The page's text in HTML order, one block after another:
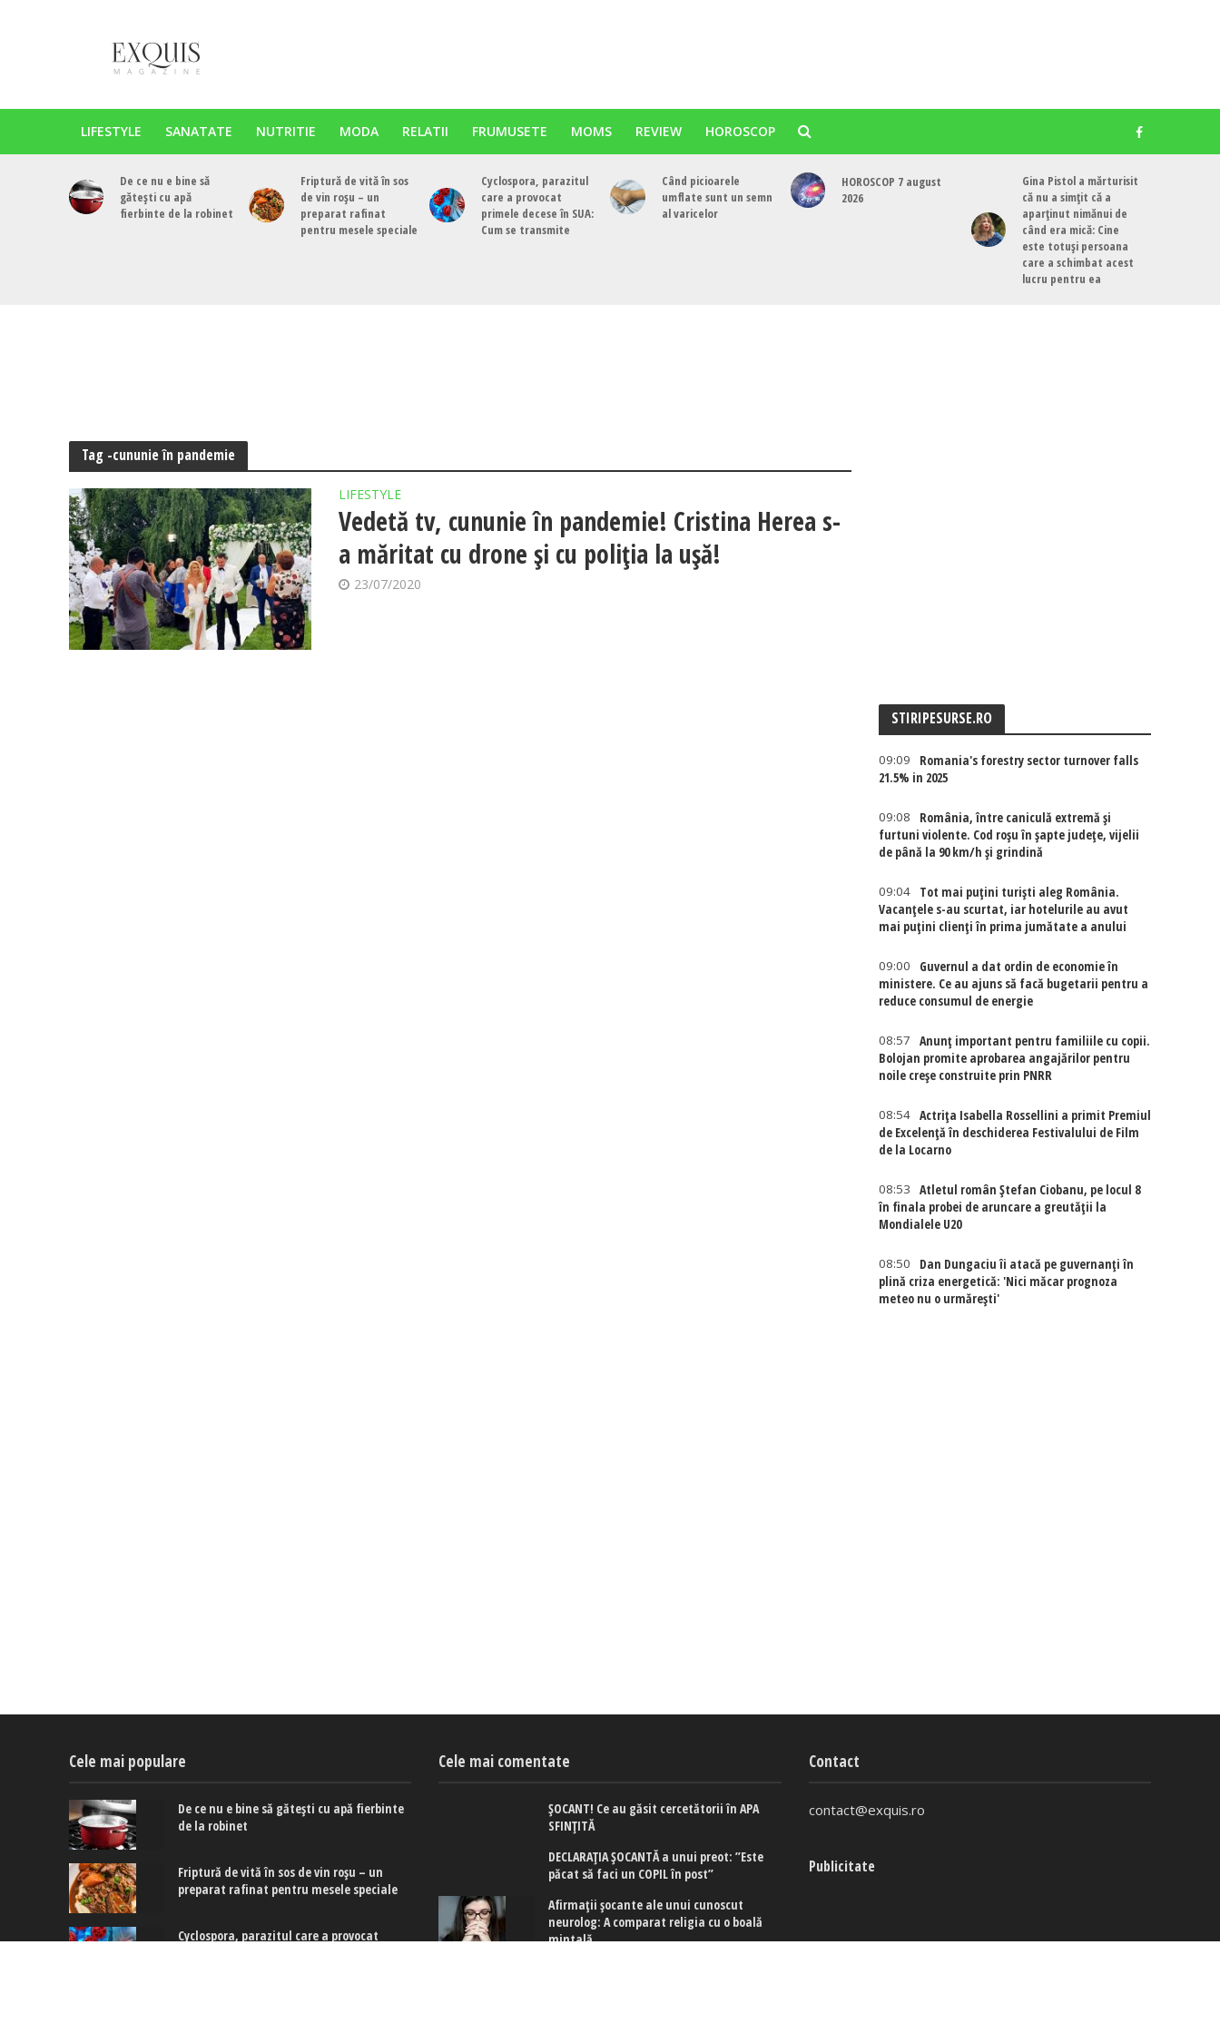
LIFESTYLE SANATATE NUTRITIE MODA RELATII FRUMUSETE MOMS REVIEW HOROSCOP
De ce nu e bine să
gătești cu apă
fierbinte de la robinet
Friptură de vită în sos
de vin roșu – un
preparat rafinat
pentru mesele speciale
Cyclospora, parazitul
care a provocat
primele decese în SUA:
Cum se transmite
Când picioarele
umflate sunt un semn
al varicelor
HOROSCOP 7 august
2026
Gina Pistol a mărturisit
că nu a simțit că a
aparținut nimănui de
când era mică: Cine
este totuși persoana
care a schimbat acest
lucru pentru ea
Tag -cununie în pandemie
LIFESTYLE
Vedetă tv, cununie în pandemie! Cristina Herea s-
a măritat cu drone și cu poliția la ușă!
23/07/2020
STIRIPESURSE.RO
09:09
Romania's forestry sector turnover falls
21.5% in 2025
09:08
România, între caniculă extremă și
furtuni violente. Cod roșu în șapte județe, vijelii
de până la 90 km/h și grindină
09:04
Tot mai puțini turiști aleg România.
Vacanțele s-au scurtat, iar hotelurile au avut
mai puțini clienți în prima jumătate a anului
09:00
Guvernul a dat ordin de economie în
ministere. Ce au ajuns să facă bugetarii pentru a
reduce consumul de energie
08:57
Anunț important pentru familiile cu copii.
Bolojan promite aprobarea angajărilor pentru
noile creșe construite prin PNRR
08:54 Actriţa Isabella Rossellini a primit Premiul
de Excelenţă în deschiderea Festivalului de Film
de la Locarno
08:53
Atletul român Ștefan Ciobanu, pe locul 8
în finala probei de aruncare a greutății la
Mondialele U20
08:50
Dan Dungaciu îi atacă pe guvernanți în
plină criza energetică: 'Nici măcar prognoza
meteo nu o urmărești'
Cele mai populare
De ce nu e bine să gătești cu apă fierbinte
de la robinet
Friptură de vită în sos de vin roșu – un
preparat rafinat pentru mesele speciale
Cyclospora, parazitul care a provocat
Cele mai comentate
ȘOCANT! Ce au găsit cercetătorii în APA
SFINȚITĂ
DECLARAȚIA ȘOCANTĂ a unui preot: ”Este
păcat să faci un COPIL în post”
Afirmaţii şocante ale unui cunoscut
neurolog: A comparat religia cu o boală
mintală
Contact
contact@exquis.ro
Publicitate